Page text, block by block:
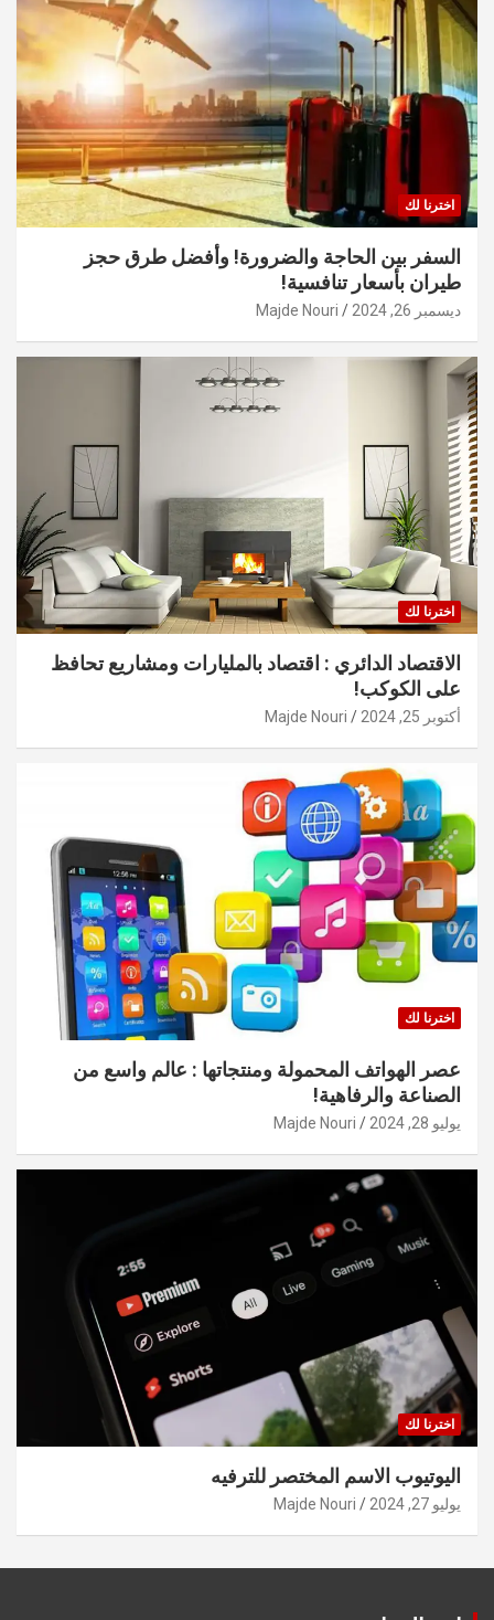
اخترنا لك
السفر بين الحاجة والضرورة! وأفضل طرق حجز
طيران بأسعار تنافسية!
ديسمبر 26, 2024 Majde Nouri
اخترنا لك
الاقتصاد الدائري : اقتصاد بالمليارات ومشاريع تحافظ
على الكوكب!
أكتوبر 25, 2024 Majde Nouri
اخترنا لك
عصر الهواتف المحمولة ومنتجاتها : عالم واسع من
الصناعة والرفاهية!
يوليو 28, 2024 Majde Nouri
اخترنا لك
اليوتيوب الاسم المختصر للترفيه
يوليو 27, 2024 Majde Nouri